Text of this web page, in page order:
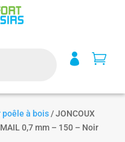
 
poêle à bois / JONCOUX
0,7 mm – 150 – Noir